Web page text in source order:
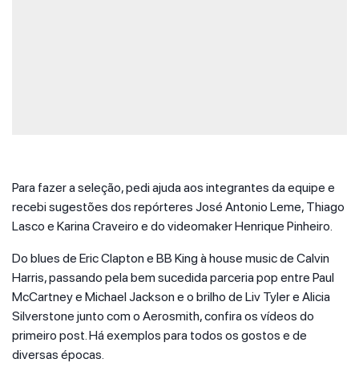
Para fazer a seleção, pedi ajuda aos integrantes da equipe e
recebi sugestões dos repórteres José Antonio Leme, Thiago
Lasco e Karina Craveiro e do videomaker Henrique Pinheiro.
Do blues de Eric Clapton e BB King à house music de Calvin
Harris, passando pela bem sucedida parceria pop entre Paul
McCartney e Michael Jackson e o brilho de Liv Tyler e Alicia
Silverstone junto com o Aerosmith, confira os vídeos do
primeiro post. Há exemplos para todos os gostos e de
diversas épocas.